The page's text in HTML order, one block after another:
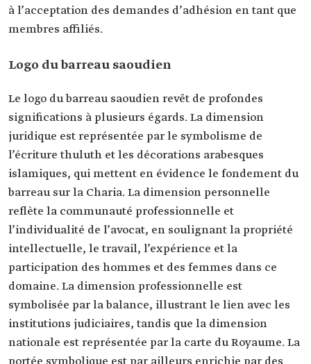
à l’acceptation des demandes d’adhésion en tant que
membres affiliés.
Logo du barreau saoudien
Le logo du barreau saoudien revêt de profondes
significations à plusieurs égards. La dimension
juridique est représentée par le symbolisme de
l’écriture thuluth et les décorations arabesques
islamiques, qui mettent en évidence le fondement du
barreau sur la Charia. La dimension personnelle
reflète la communauté professionnelle et
l’individualité de l’avocat, en soulignant la propriété
intellectuelle, le travail, l’expérience et la
participation des hommes et des femmes dans ce
domaine. La dimension professionnelle est
symbolisée par la balance, illustrant le lien avec les
institutions judiciaires, tandis que la dimension
nationale est représentée par la carte du Royaume. La